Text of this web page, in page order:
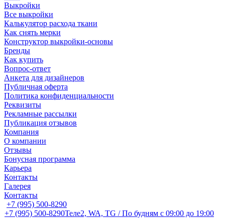
Выкройки
Все выкройки
Калькулятор расхода ткани
Как снять мерки
Конструктор выкройки-основы
Бренды
Как купить
Вопрос-ответ
Анкета для дизайнеров
Публичная оферта
Политика конфиденциальности
Реквизиты
Рекламные рассылки
Публикация отзывов
Компания
О компании
Отзывы
Бонусная программа
Карьера
Контакты
Галерея
Контакты
+7 (995) 500-8290
+7 (995) 500-8290Теле2, WA, TG / По будням c 09:00 до 19:00